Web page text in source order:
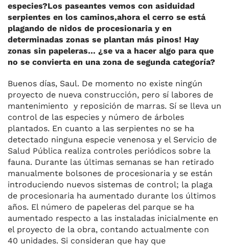
especies?Los paseantes vemos con asiduidad
serpientes en los caminos,ahora el cerro se está
plagando de nidos de procesionaria y en
determinadas zonas se plantan más pinos! Hay
zonas sin papeleras… ¿se va a hacer algo para que
no se convierta en una zona de segunda categoría?
Buenos días, Saul. De momento no existe ningún
proyecto de nueva construcción, pero sí labores de
mantenimiento y reposición de marras. Sí se lleva un
control de las especies y número de árboles
plantados. En cuanto a las serpientes no se ha
detectado ninguna especie venenosa y el Servicio de
Salud Pública realiza controles periódicos sobre la
fauna. Durante las últimas semanas se han retirado
manualmente bolsones de procesionaria y se están
introduciendo nuevos sistemas de control; la plaga
de procesionaria ha aumentado durante los últimos
años. El número de papeleras del parque se ha
aumentado respecto a las instaladas inicialmente en
el proyecto de la obra, contando actualmente con
40 unidades. Si consideran que hay que